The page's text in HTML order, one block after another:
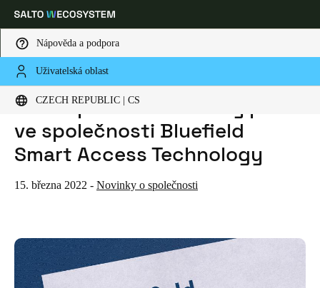
Nápověda a podpora
Uživatelská oblast
CZECH REPUBLIC | CS
Vyberte svou polohu a nastavení jazyka
Global Europe North America
Czech Republic|čeština
Deutsch
Switzerland
HOME
NEWS
SALTO PŘEBÍRÁ VĚTŠINOVÝ PODÍL VE SPOLEČNOSTI BLUEFIELD SMART ACCESS TECHNOLOGY
SALTO přebírá většinový podíl
ve společnosti Bluefield
Smart Access Technology
15. března 2022 - Novinky o společnosti